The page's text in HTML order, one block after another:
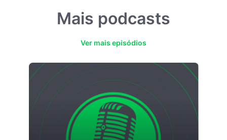
Mais podcasts
Ver mais episódios